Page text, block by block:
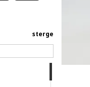
sterge